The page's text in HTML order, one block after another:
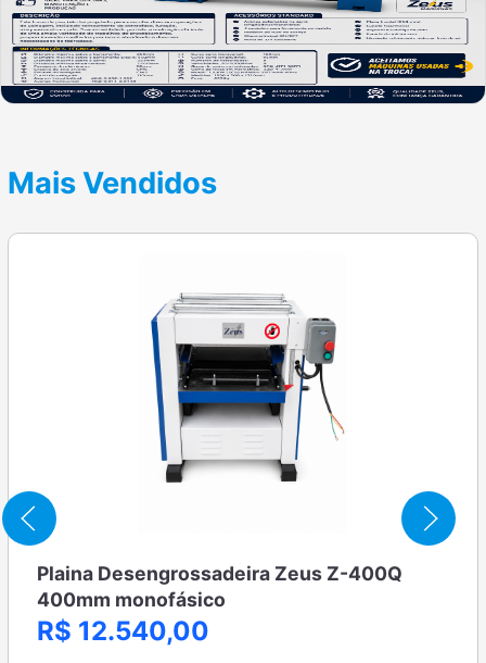
Mais Vendidos
Plaina Desengrossadeira Zeus Z-400Q
400mm monofásico
R$ 12.540,00